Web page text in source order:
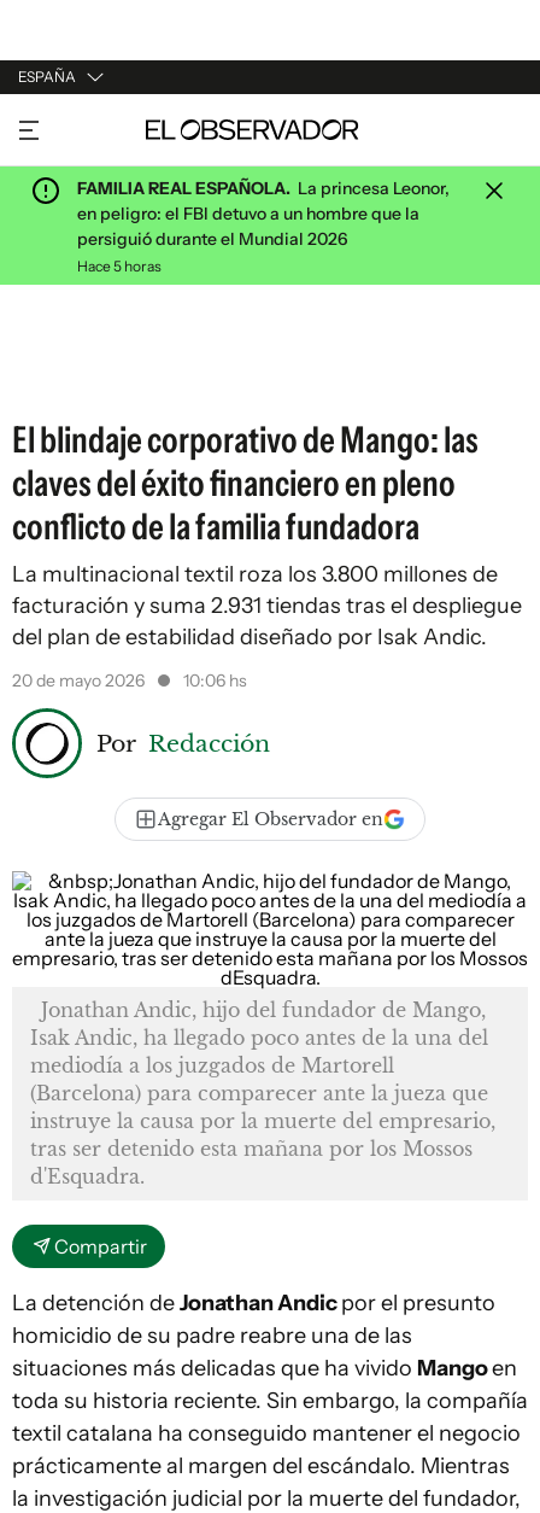
ESPAÑA
URUGUAY
ARGENTINA
ESPAÑA
ESTADOS UNIDOS
FAMILIA REAL ESPAÑOLA. La princesa Leonor,
en peligro: el FBI detuvo a un hombre que la
persiguió durante el Mundial 2026
Hace 5 horas
El blindaje corporativo de Mango: las
claves del éxito financiero en pleno
conflicto de la familia fundadora
La multinacional textil roza los 3.800 millones de
facturación y suma 2.931 tiendas tras el despliegue
del plan de estabilidad diseñado por Isak Andic.
20 de mayo 2026 10:06 hs
Por Redacción
Agregar El Observador en
Jonathan Andic, hijo del fundador de Mango,
Isak Andic, ha llegado poco antes de la una del
mediodía a los juzgados de Martorell
(Barcelona) para comparecer ante la jueza que
instruye la causa por la muerte del empresario,
tras ser detenido esta mañana por los Mossos
d'Esquadra.
Compartir
La detención deJonathan Andicpor el presunto
homicidio de su padre reabre una de las
situaciones más delicadas que ha vivido Mangoen
toda su historia reciente. Sin embargo, la compañía
textil catalana ha conseguido mantener el negocio
prácticamente al margen del escándalo. Mientras
la investigación judicial por la muerte del fundador,